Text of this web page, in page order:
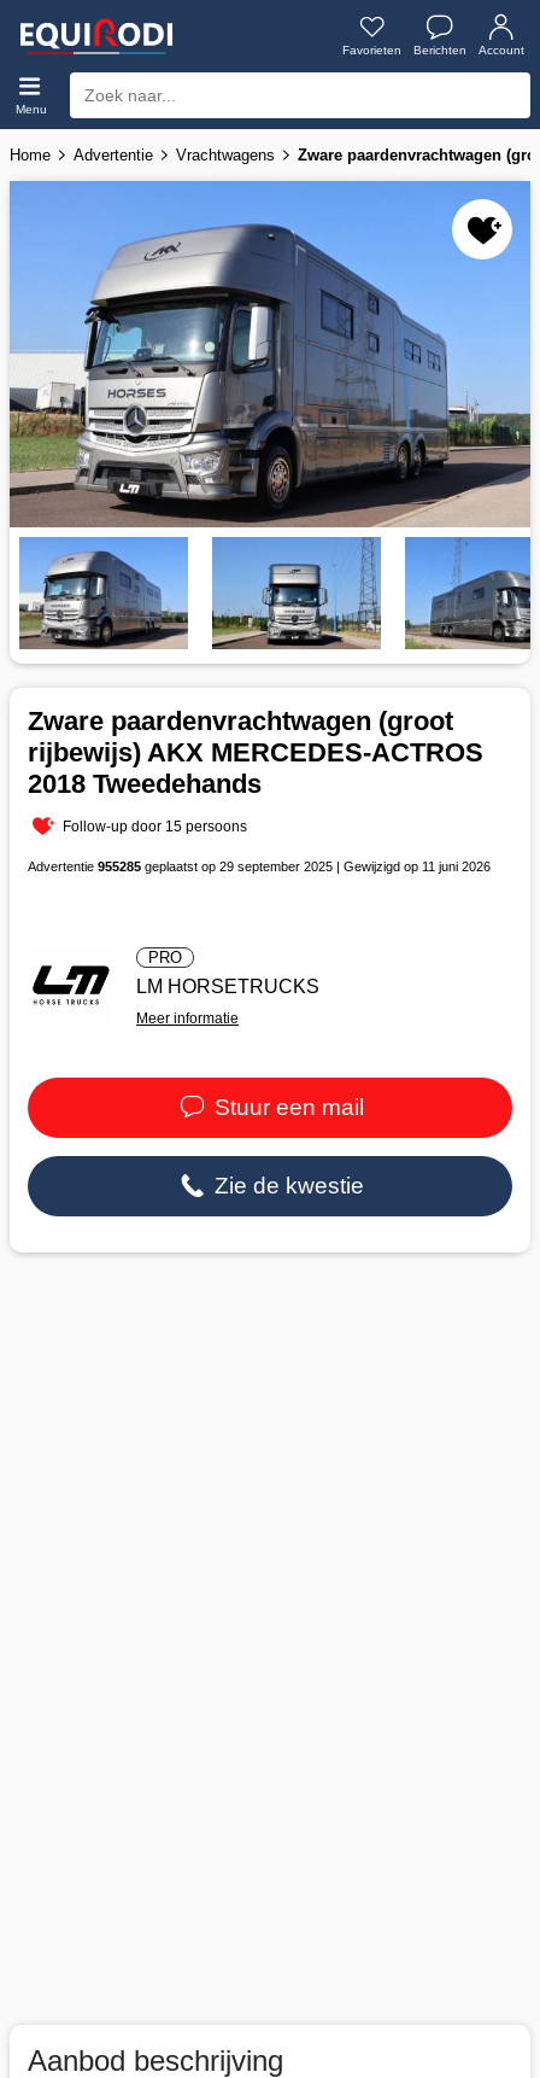
Favorieten Berichten Account
Menu
Home Advertentie Vrachtwagens Zware paardenvrachtwagen
Zware paardenvrachtwagen (groot
rijbewijs) AKX MERCEDES-ACTROS
2018 Tweedehands
Follow-up door 15 persoons
Advertentie 955285 geplaatst op 29 september 2025 | Gewijzigd op 11 juni 2026
PRO
LM HORSETRUCKS
Meer informatie
Stuur een mail
Zie de kwestie
Aanbod beschrijving